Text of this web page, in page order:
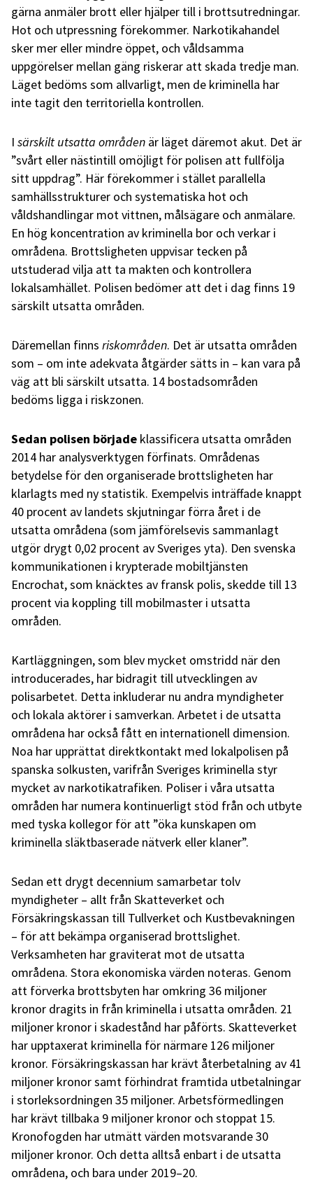
gärna anmäler brott eller hjälper till i brottsutredningar.
Hot och utpressning förekommer. Narkotikahandel
sker mer eller mindre öppet, och våldsamma
uppgörelser mellan gäng riskerar att skada tredje man.
Läget bedöms som allvarligt, men de kriminella har
inte tagit den territoriella kontrollen.
I särskilt utsatta områden är läget däremot akut. Det är
”svårt eller nästintill omöjligt för polisen att fullfölja
sitt uppdrag”. Här förekommer i stället parallella
samhällsstrukturer och systematiska hot och
våldshandlingar mot vittnen, målsägare och anmälare.
En hög koncentration av kriminella bor och verkar i
områdena. Brottsligheten uppvisar tecken på
utstuderad vilja att ta makten och kontrollera
lokalsamhället. Polisen bedömer att det i dag finns 19
särskilt utsatta områden.
Däremellan finns riskområden. Det är utsatta områden
som – om inte adekvata åtgärder sätts in – kan vara på
väg att bli särskilt utsatta. 14 bostadsområden
bedöms ligga i riskzonen.
Sedan polisen började klassificera utsatta områden
2014 har analysverktygen förfinats. Områdenas
betydelse för den organiserade brottsligheten har
klarlagts med ny statistik. Exempelvis inträffade knappt
40 procent av landets skjutningar förra året i de
utsatta områdena (som jämförelsevis sammanlagt
utgör drygt 0,02 procent av Sveriges yta). Den svenska
kommunikationen i krypterade mobiltjänsten
Encrochat, som knäcktes av fransk polis, skedde till 13
procent via koppling till mobilmaster i utsatta
områden.
Kartläggningen, som blev mycket omstridd när den
introducerades, har bidragit till utvecklingen av
polisarbetet. Detta inkluderar nu andra myndigheter
och lokala aktörer i samverkan. Arbetet i de utsatta
områdena har också fått en internationell dimension.
Noa har upprättat direktkontakt med lokalpolisen på
spanska solkusten, varifrån Sveriges kriminella styr
mycket av narkotikatrafiken. Poliser i våra utsatta
områden har numera kontinuerligt stöd från och utbyte
med tyska kollegor för att ”öka kunskapen om
kriminella släktbaserade nätverk eller klaner”.
Sedan ett drygt decennium samarbetar tolv
myndigheter – allt från Skatteverket och
Försäkringskassan till Tullverket och Kustbevakningen
– för att bekämpa organiserad brottslighet.
Verksamheten har graviterat mot de utsatta
områdena. Stora ekonomiska värden noteras. Genom
att förverka brottsbyten har omkring 36 miljoner
kronor dragits in från kriminella i utsatta områden. 21
miljoner kronor i skadestånd har påförts. Skatteverket
har upptaxerat kriminella för närmare 126 miljoner
kronor. Försäkringskassan har krävt återbetalning av 41
miljoner kronor samt förhindrat framtida utbetalningar
i storleksordningen 35 miljoner. Arbetsförmedlingen
har krävt tillbaka 9 miljoner kronor och stoppat 15.
Kronofogden har utmätt värden motsvarande 30
miljoner kronor. Och detta alltså enbart i de utsatta
områdena, och bara under 2019–20.